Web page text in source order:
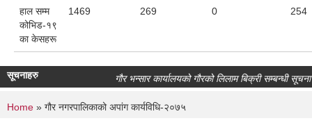
हाल सम्म
कोभिड-१९
का केसहरू
1469 269 0 254
सूचनाहरु गौर भन्सार कार्यालयको गौरको लिलाम बिक्री सम्बन्धी सूचना।
You are here
Home » गौर नगरपालिकाको अपांग कार्यविधि-२०७५